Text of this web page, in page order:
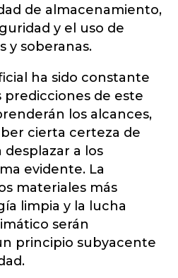
de almacenamiento,
y el uso de
y soberanas.
ha sido constante
de este
los alcances,
cierta certeza de
desplazar a los
evidente. La
materiales más
limpia y la lucha
serán
principio subyacente